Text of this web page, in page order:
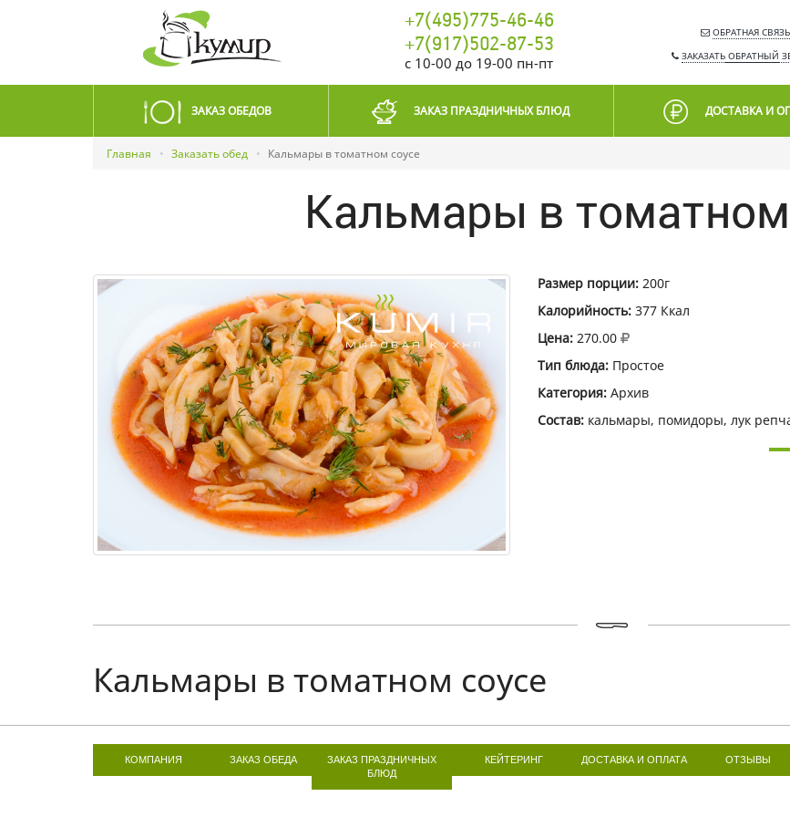
+7(495)775-46-46
+7(917)502-87-53
c 10-00 до 19-00 пн-пт
ОБРАТНАЯ СВЯЗЬ
ЗАКАЗАТЬОБРАТНЫЙ
ЗАКАЗ ОБЕДОВ ЗАКАЗ ПРАЗДНИЧНЫХ БЛЮД ДОСТАВКА И
Главная Заказать обед Кальмары в томатном соусе
Кальмары в томатном
Размер порции: 200г
Калорийность: 377 Ккал
Цена: 270.00
Тип блюда: Простое
Категория: Архив
Состав: кальмары, помидоры, лук
Кальмары в томатном соусе
КОМПАНИЯ ЗАКАЗ ОБЕДА
ЗАКАЗ ПРАЗДНИЧНЫХ
БЛЮД
КЕЙТЕРИНГ ДОСТАВКА И ОПЛАТА ОТЗЫВЫ